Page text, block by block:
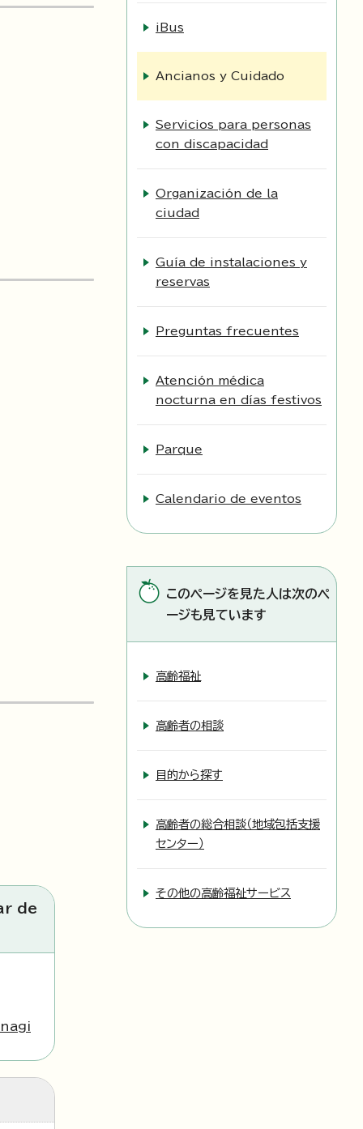
de
iBus
Ancianos y Cuidado
Servicios para personas
con discapacidad
Organización de la
ciudad
Guía de instalaciones y
reservas
Preguntas frecuentes
Atención médica
nocturna en días festivos
Parque
Calendario de eventos
このページを見た人は次のペ
ージも見ています
高齢福祉
高齢者の相談
目的から探す
高齢者の総合相談（地域包括支援
センター）
その他の高齢福祉サービス